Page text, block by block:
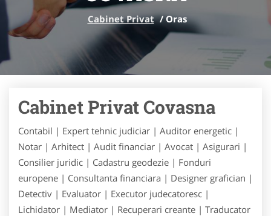
Cabinet Privat /Oras
Cabinet Privat Covasna
Contabil | Expert tehnic judiciar | Auditor energetic |
Notar | Arhitect | Audit financiar | Avocat | Asigurari |
Consilier juridic | Cadastru geodezie | Fonduri
europene | Consultanta financiara | Designer grafician |
Detectiv | Evaluator | Executor judecatoresc |
Lichidator | Mediator | Recuperari creante | Traducator